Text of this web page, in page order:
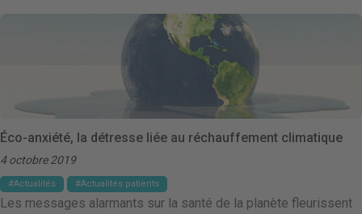
Éco-anxiété, la détresse liée au réchauffement climatique
4 octobre 2019
Actualités Actualités patients
Les messages alarmants sur la santé de la planète fleurissent